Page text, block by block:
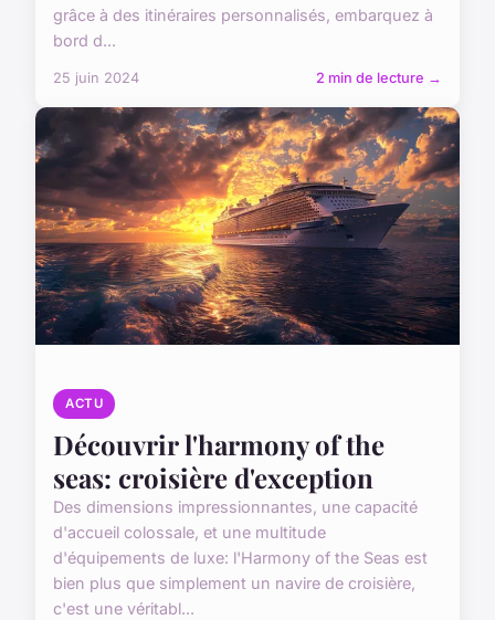
grâce à des itinéraires personnalisés, embarquez à
bord d...
25 juin 2024 2 min de lecture →
ACTU
Découvrir l'harmony of the
seas: croisière d'exception
Des dimensions impressionnantes, une capacité
d'accueil colossale, et une multitude
d'équipements de luxe: l'Harmony of the Seas est
bien plus que simplement un navire de croisière,
c'est une véritabl...